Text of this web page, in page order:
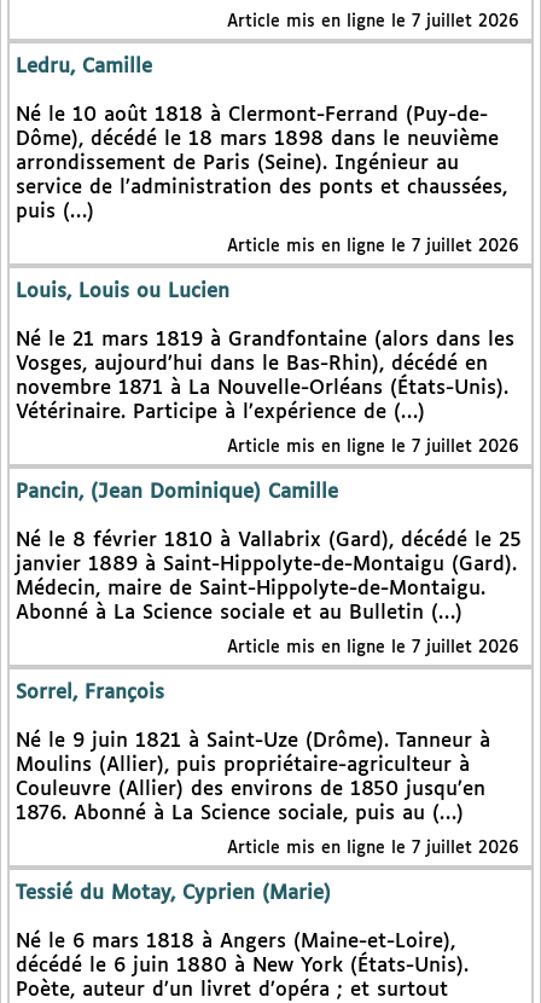
Article mis en ligne le 7 juillet 2026
Ledru, Camille
Né le 10 août 1818 à Clermont-Ferrand (Puy-de-
Dôme), décédé le 18 mars 1898 dans le neuvième
arrondissement de Paris (Seine). Ingénieur au
service de l’administration des ponts et chaussées,
puis (…)
Article mis en ligne le 7 juillet 2026
Louis, Louis ou Lucien
Né le 21 mars 1819 à Grandfontaine (alors dans les
Vosges, aujourd’hui dans le Bas-Rhin), décédé en
novembre 1871 à La Nouvelle-Orléans (États-Unis).
Vétérinaire. Participe à l’expérience de (…)
Article mis en ligne le 7 juillet 2026
Pancin, (Jean Dominique) Camille
Né le 8 février 1810 à Vallabrix (Gard), décédé le 25
janvier 1889 à Saint-Hippolyte-de-Montaigu (Gard).
Médecin, maire de Saint-Hippolyte-de-Montaigu.
Abonné à La Science sociale et au Bulletin (…)
Article mis en ligne le 7 juillet 2026
Sorrel, François
Né le 9 juin 1821 à Saint-Uze (Drôme). Tanneur à
Moulins (Allier), puis propriétaire-agriculteur à
Couleuvre (Allier) des environs de 1850 jusqu’en
1876. Abonné à La Science sociale, puis au (…)
Article mis en ligne le 7 juillet 2026
Tessié du Motay, Cyprien (Marie)
Né le 6 mars 1818 à Angers (Maine-et-Loire),
décédé le 6 juin 1880 à New York (États-Unis).
Poète, auteur d’un livret d’opéra ; et surtout